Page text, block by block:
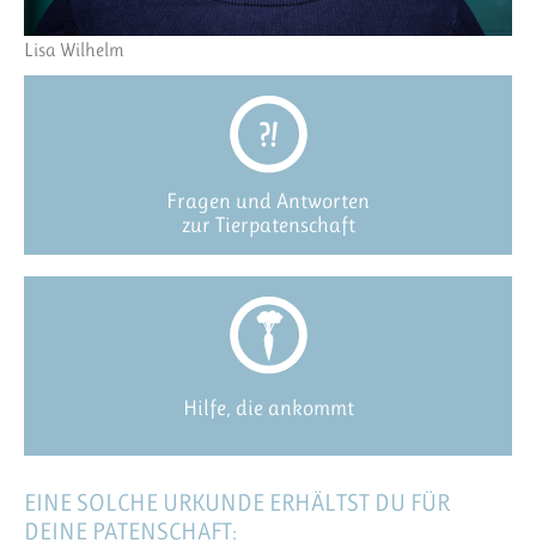
Lisa Wilhelm
Fragen und Antworten
zur Tierpatenschaft
Hilfe, die ankommt
EINE SOLCHE URKUNDE ERHÄLTST DU FÜR
DEINE PATENSCHAFT: